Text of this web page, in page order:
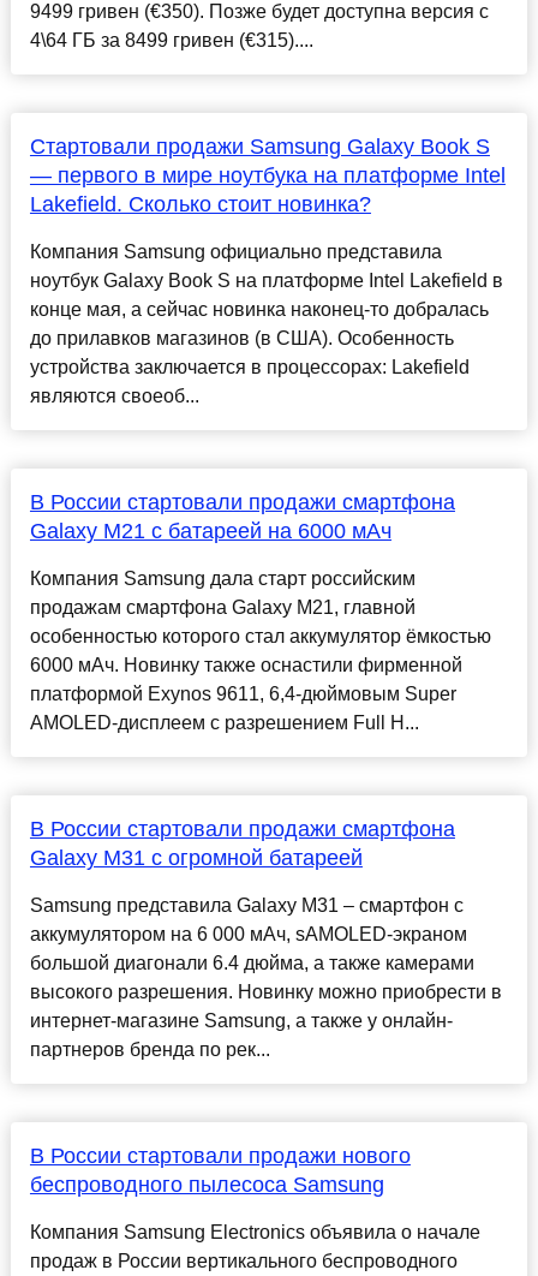
9499 гривен (€350). Позже будет доступна версия с
4\64 ГБ за 8499 гривен (€315)....
Стартовали продажи Samsung Galaxy Book S
— первого в мире ноутбука на платформе Intel
Lakefield. Сколько стоит новинка?
Компания Samsung официально представила
ноутбук Galaxy Book S на платформе Intel Lakefield в
конце мая, а сейчас новинка наконец-то добралась
до прилавков магазинов (в США). Особенность
устройства заключается в процессорах: Lakefield
являются своеоб...
В России стартовали продажи смартфона
Galaxy M21 с батареей на 6000 мАч
Компания Samsung дала старт российским
продажам смартфона Galaxy M21, главной
особенностью которого стал аккумулятор ёмкостью
6000 мАч. Новинку также оснастили фирменной
платформой Exynos 9611, 6,4-дюймовым Super
AMOLED-дисплеем с разрешением Full H...
В России стартовали продажи смартфона
Galaxy M31 с огромной батареей
Samsung представила Galaxy М31 – смартфон с
аккумулятором на 6 000 мАч, sAMOLED-экраном
большой диагонали 6.4 дюйма, а также камерами
высокого разрешения. Новинку можно приобрести в
интернет-магазине Samsung, а также у онлайн-
партнеров бренда по рек...
В России стартовали продажи нового
беспроводного пылесоса Samsung
Компания Samsung Electronics объявила о начале
продаж в России вертикального беспроводного